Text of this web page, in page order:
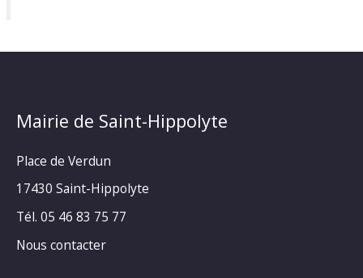
Mairie de Saint-Hippolyte
Place de Verdun
17430 Saint-Hippolyte
Tél. 05 46 83 75 77
Nous contacter